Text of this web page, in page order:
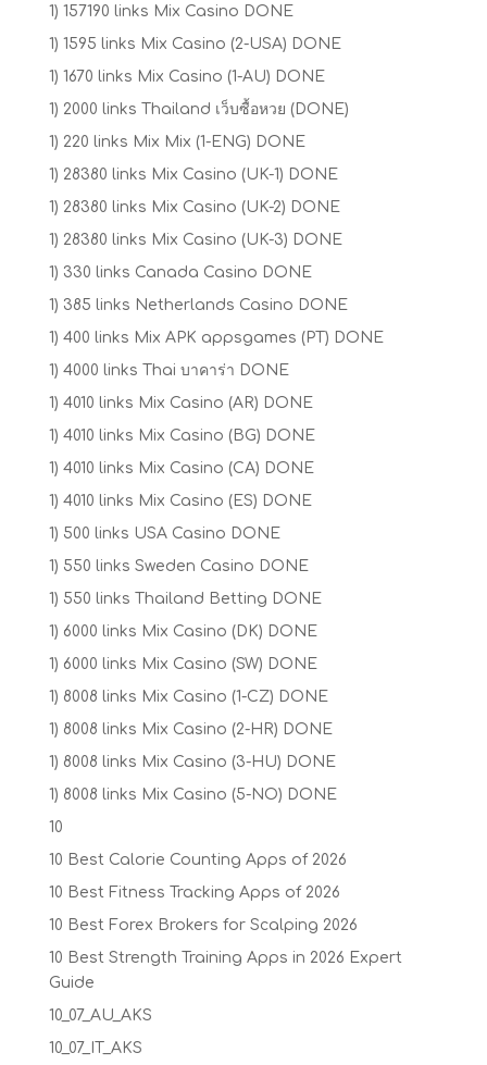
1) 157190 links Mix Casino DONE
1) 1595 links Mix Casino (2-USA) DONE
1) 1670 links Mix Casino (1-AU) DONE
1) 2000 links Thailand เว็บซื้อหวย (DONE)
1) 220 links Mix Mix (1-ENG) DONE
1) 28380 links Mix Casino (UK-1) DONE
1) 28380 links Mix Casino (UK-2) DONE
1) 28380 links Mix Casino (UK-3) DONE
1) 330 links Canada Casino DONE
1) 385 links Netherlands Casino DONE
1) 400 links Mix APK appsgames (PT) DONE
1) 4000 links Thai บาคาร่า DONE
1) 4010 links Mix Casino (AR) DONE
1) 4010 links Mix Casino (BG) DONE
1) 4010 links Mix Casino (CA) DONE
1) 4010 links Mix Casino (ES) DONE
1) 500 links USA Casino DONE
1) 550 links Sweden Casino DONE
1) 550 links Thailand Betting DONE
1) 6000 links Mix Casino (DK) DONE
1) 6000 links Mix Casino (SW) DONE
1) 8008 links Mix Casino (1-CZ) DONE
1) 8008 links Mix Casino (2-HR) DONE
1) 8008 links Mix Casino (3-HU) DONE
1) 8008 links Mix Casino (5-NO) DONE
10
10 Best Calorie Counting Apps of 2026
10 Best Fitness Tracking Apps of 2026
10 Best Forex Brokers for Scalping 2026
10 Best Strength Training Apps in 2026 Expert
Guide
10_07_AU_AKS
10_07_IT_AKS